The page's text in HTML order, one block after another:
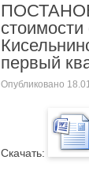
первый
Опубликовано
Cкачать: